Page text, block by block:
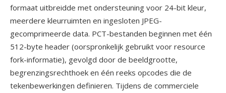
formaat uitbreidde met ondersteuning voor 24-bit kleur,
meerdere kleurruimten en ingesloten JPEG-
gecomprimeerde data. PCT-bestanden beginnen met één
512-byte header (oorspronkelijk gebruikt voor resource
fork-informatie), gevolgd door de beeldgrootte,
begrenzingsrechthoek en één reeks opcodes die de
tekenbewerkingen definieren. Tijdens de commerciele